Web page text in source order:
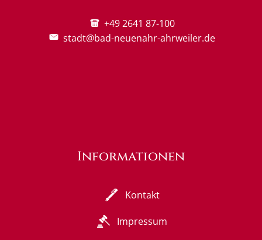
+49 2641 87-100
stadt@bad-neuenahr-ahrweiler.de
Informationen
Kontakt
Impressum